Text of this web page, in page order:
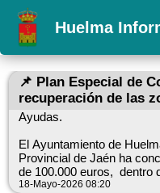
Huelma
📌 Plan Especial de
recuperación de las
fenómenos
Ayudas.
El Ayuntamiento de
Provincial de Jaén ha
de 100.000 euros, dentro
para la recuperación de
18-Mayo-2026 08:20